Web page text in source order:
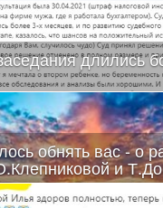
длились
обнять вас - о
и